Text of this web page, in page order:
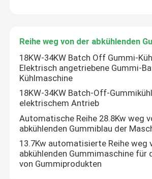
Reihe weg von der abkühlenden
Gummiförderband-
Zwei-Schrauben-Extruder
Reihe weg von der abkühlenden
18KW-34KW Batch Off Gummi-
Elektrisch angetriebene Gummi-
Kühlmaschine
18KW-34KW Batch-Off-
elektrischem Antrieb
Automatische Reihe 28.8Kw weg
abkühlenden Gummiblau der
13.7Kw automatisierte Reihe weg
abkühlenden Gummimaschine für
von Gummiprodukten